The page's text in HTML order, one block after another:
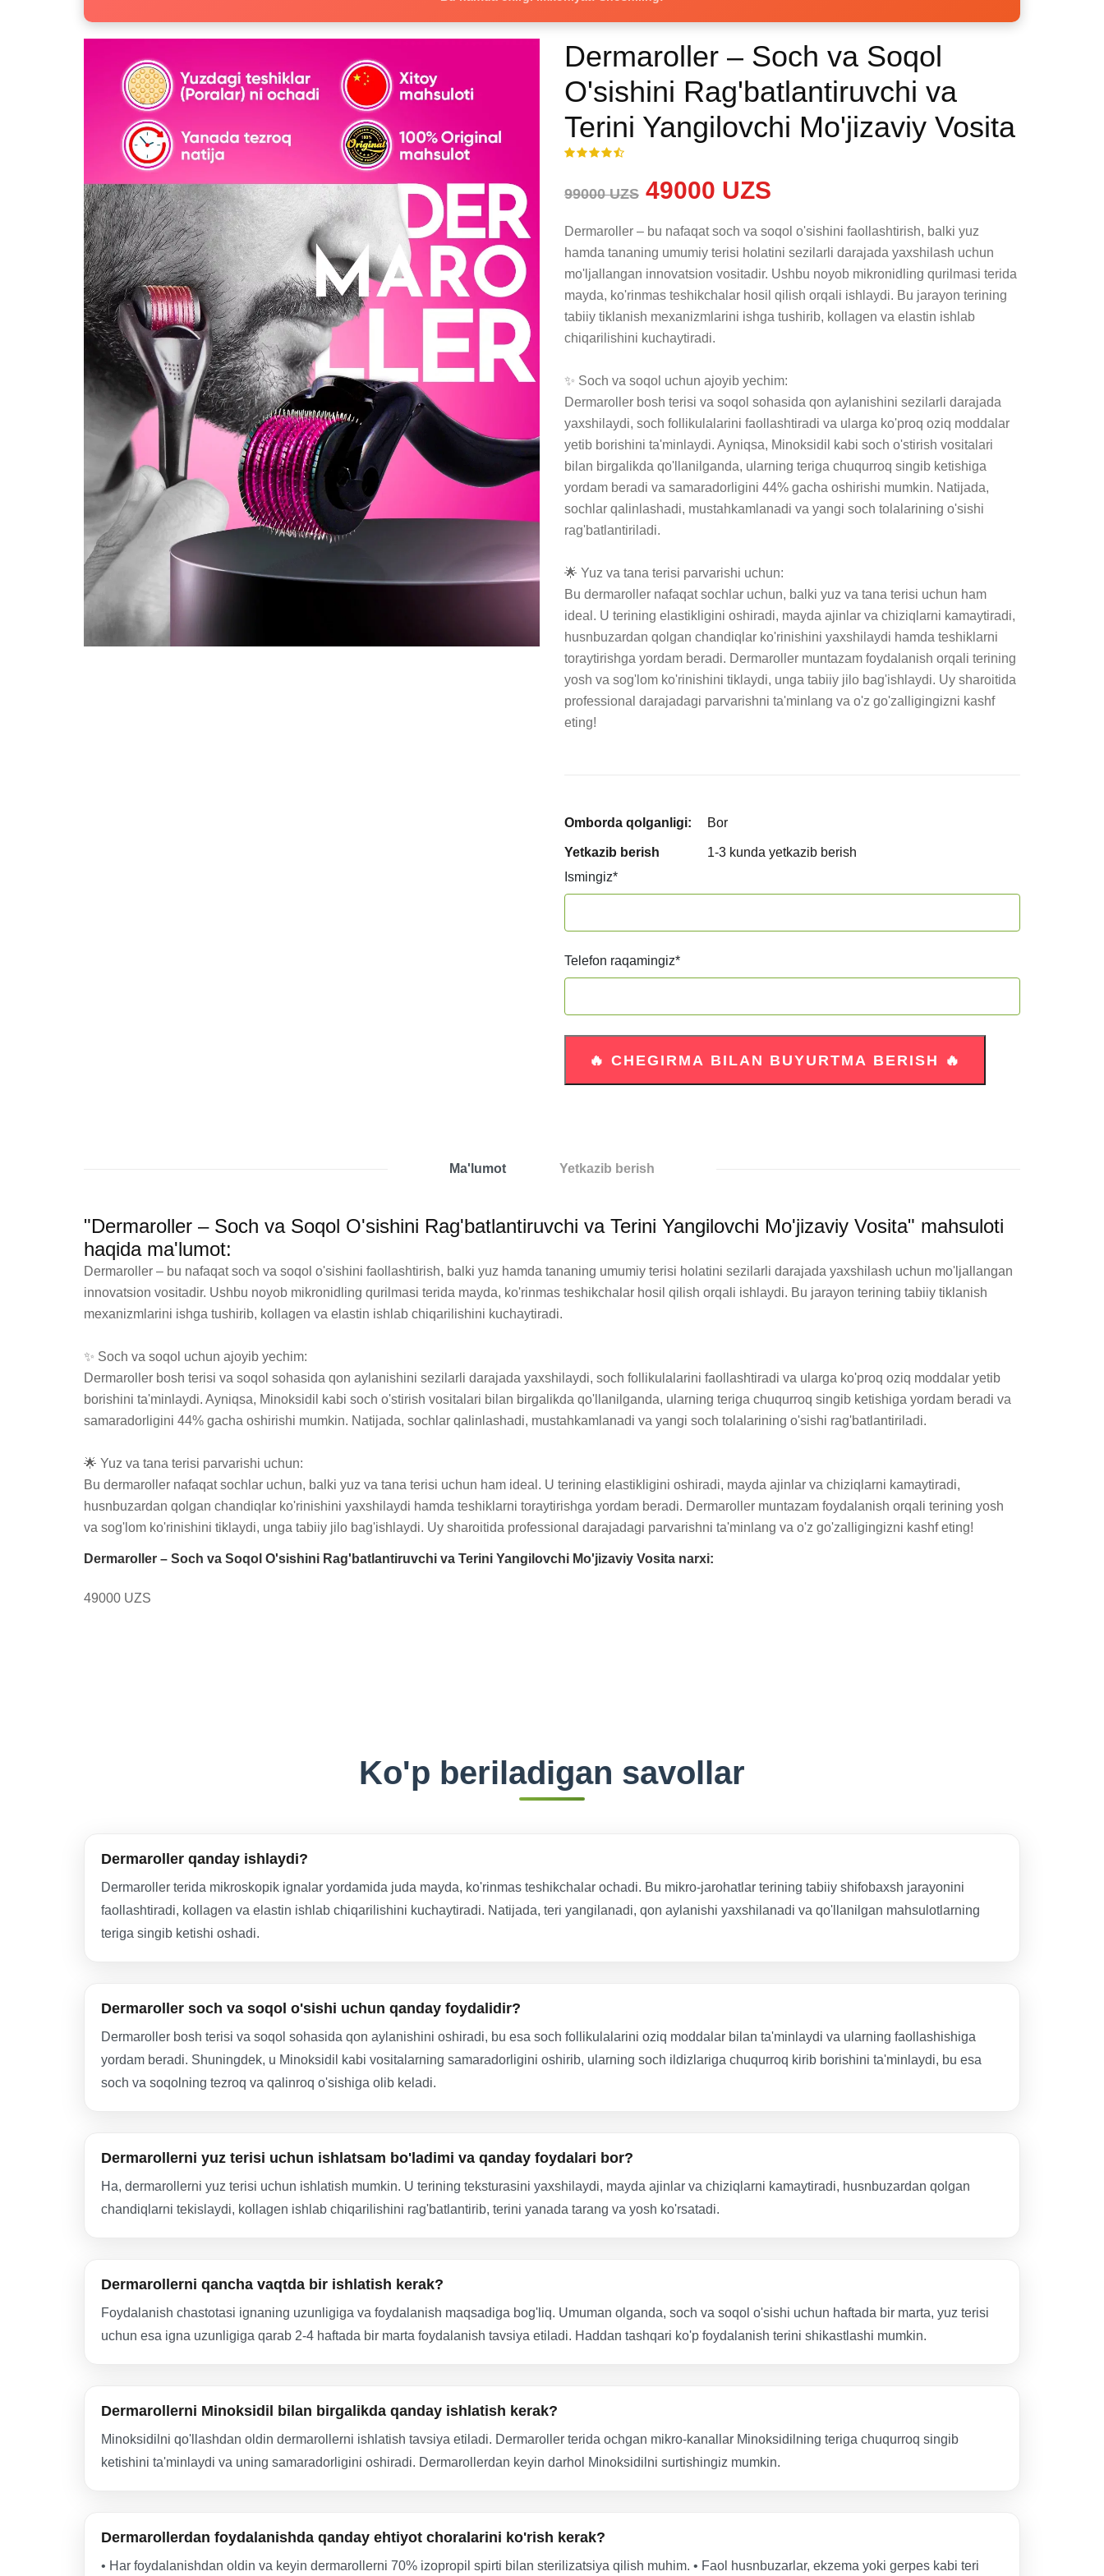
Dermaroller – Soch va Soqol
O'sishini Rag'batlantiruvchi va
Terini Yangilovchi Mo'jizaviy Vosita
99000 UZS 49000 UZS
Dermaroller – bu nafaqat soch va soqol o'sishini faollashtirish, balki yuz
hamda tananing umumiy terisi holatini sezilarli darajada yaxshilash uchun
mo'ljallangan innovatsion vositadir. Ushbu noyob mikronidling qurilmasi terida
mayda, ko'rinmas teshikchalar hosil qilish orqali ishlaydi. Bu jarayon terining
tabiiy tiklanish mexanizmlarini ishga tushirib, kollagen va elastin ishlab
chiqarilishini kuchaytiradi.
✨ Soch va soqol uchun ajoyib yechim:
Dermaroller bosh terisi va soqol sohasida qon aylanishini sezilarli darajada
yaxshilaydi, soch follikulalarini faollashtiradi va ularga ko'proq oziq moddalar
yetib borishini ta'minlaydi. Ayniqsa, Minoksidil kabi soch o'stirish vositalari
bilan birgalikda qo'llanilganda, ularning teriga chuqurroq singib ketishiga
yordam beradi va samaradorligini 44% gacha oshirishi mumkin. Natijada,
sochlar qalinlashadi, mustahkamlanadi va yangi soch tolalarining o'sishi
rag'batlantiriladi.
🌟 Yuz va tana terisi parvarishi uchun:
Bu dermaroller nafaqat sochlar uchun, balki yuz va tana terisi uchun ham
ideal. U terining elastikligini oshiradi, mayda ajinlar va chiziqlarni kamaytiradi,
husnbuzardan qolgan chandiqlar ko'rinishini yaxshilaydi hamda teshiklarni
toraytirishga yordam beradi. Dermaroller muntazam foydalanish orqali terining
yosh va sog'lom ko'rinishini tiklaydi, unga tabiiy jilo bag'ishlaydi. Uy sharoitida
professional darajadagi parvarishni ta'minlang va o'z go'zalligingizni kashf
eting!
Omborda qolganligi: Bor
Yetkazib berish
1-3 kunda yetkazib berish
Ismingiz*
Telefon raqamingiz*
Ma'lumot Yetkazib berish
"Dermaroller – Soch va Soqol O'sishini Rag'batlantiruvchi va Terini Yangilovchi Mo'jizaviy Vosita" mahsuloti
haqida ma'lumot:
Dermaroller – bu nafaqat soch va soqol o'sishini faollashtirish, balki yuz hamda tananing umumiy terisi holatini sezilarli darajada yaxshilash uchun mo'ljallangan
innovatsion vositadir. Ushbu noyob mikronidling qurilmasi terida mayda, ko'rinmas teshikchalar hosil qilish orqali ishlaydi. Bu jarayon terining tabiiy tiklanish
mexanizmlarini ishga tushirib, kollagen va elastin ishlab chiqarilishini kuchaytiradi.
✨ Soch va soqol uchun ajoyib yechim:
Dermaroller bosh terisi va soqol sohasida qon aylanishini sezilarli darajada yaxshilaydi, soch follikulalarini faollashtiradi va ularga ko'proq oziq moddalar yetib
borishini ta'minlaydi. Ayniqsa, Minoksidil kabi soch o'stirish vositalari bilan birgalikda qo'llanilganda, ularning teriga chuqurroq singib ketishiga yordam beradi va
samaradorligini 44% gacha oshirishi mumkin. Natijada, sochlar qalinlashadi, mustahkamlanadi va yangi soch tolalarining o'sishi rag'batlantiriladi.
🌟 Yuz va tana terisi parvarishi uchun:
Bu dermaroller nafaqat sochlar uchun, balki yuz va tana terisi uchun ham ideal. U terining elastikligini oshiradi, mayda ajinlar va chiziqlarni kamaytiradi,
husnbuzardan qolgan chandiqlar ko'rinishini yaxshilaydi hamda teshiklarni toraytirishga yordam beradi. Dermaroller muntazam foydalanish orqali terining yosh
va sog'lom ko'rinishini tiklaydi, unga tabiiy jilo bag'ishlaydi. Uy sharoitida professional darajadagi parvarishni ta'minlang va o'z go'zalligingizni kashf eting!
Dermaroller – Soch va Soqol O'sishini Rag'batlantiruvchi va Terini Yangilovchi Mo'jizaviy Vosita narxi:
49000 UZS
Ko'p beriladigan savollar
Dermaroller qanday ishlaydi?
Dermaroller terida mikroskopik ignalar yordamida juda mayda, ko'rinmas teshikchalar ochadi. Bu mikro-jarohatlar terining tabiiy shifobaxsh jarayonini
faollashtiradi, kollagen va elastin ishlab chiqarilishini kuchaytiradi. Natijada, teri yangilanadi, qon aylanishi yaxshilanadi va qo'llanilgan mahsulotlarning
teriga singib ketishi oshadi.
Dermaroller soch va soqol o'sishi uchun qanday foydalidir?
Dermaroller bosh terisi va soqol sohasida qon aylanishini oshiradi, bu esa soch follikulalarini oziq moddalar bilan ta'minlaydi va ularning faollashishiga
yordam beradi. Shuningdek, u Minoksidil kabi vositalarning samaradorligini oshirib, ularning soch ildizlariga chuqurroq kirib borishini ta'minlaydi, bu esa
soch va soqolning tezroq va qalinroq o'sishiga olib keladi.
Dermarollerni yuz terisi uchun ishlatsam bo'ladimi va qanday foydalari bor?
Ha, dermarollerni yuz terisi uchun ishlatish mumkin. U terining teksturasini yaxshilaydi, mayda ajinlar va chiziqlarni kamaytiradi, husnbuzardan qolgan
chandiqlarni tekislaydi, kollagen ishlab chiqarilishini rag'batlantirib, terini yanada tarang va yosh ko'rsatadi.
Dermarollerni qancha vaqtda bir ishlatish kerak?
Foydalanish chastotasi ignaning uzunligiga va foydalanish maqsadiga bog'liq. Umuman olganda, soch va soqol o'sishi uchun haftada bir marta, yuz terisi
uchun esa igna uzunligiga qarab 2-4 haftada bir marta foydalanish tavsiya etiladi. Haddan tashqari ko'p foydalanish terini shikastlashi mumkin.
Dermarollerni Minoksidil bilan birgalikda qanday ishlatish kerak?
Minoksidilni qo'llashdan oldin dermarollerni ishlatish tavsiya etiladi. Dermaroller terida ochgan mikro-kanallar Minoksidilning teriga chuqurroq singib
ketishini ta'minlaydi va uning samaradorligini oshiradi. Dermarollerdan keyin darhol Minoksidilni surtishingiz mumkin.
Dermarollerdan foydalanishda qanday ehtiyot choralarini ko'rish kerak?
• Har foydalanishdan oldin va keyin dermarollerni 70% izopropil spirti bilan sterilizatsiya qilish muhim. • Faol husnbuzarlar, ekzema yoki gerpes kabi teri